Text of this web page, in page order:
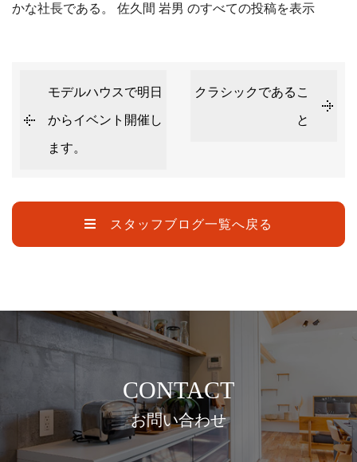
かな社長である。 佐久間 岩男 のすべての投稿を表示
モデルハウスで明日
からイベント開催し
ます。
クラシックであるこ
と
スタッフブログ一覧へ戻る
CONTACT
お問い合わせ